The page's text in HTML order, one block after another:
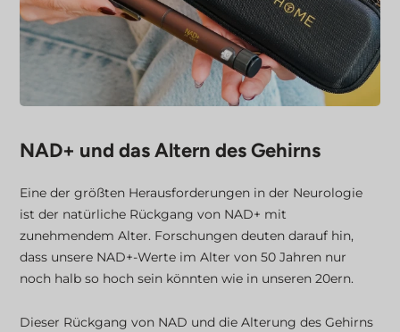
NAD+ und das Altern des Gehirns
Eine der größten Herausforderungen in der Neurologie
ist der natürliche Rückgang von NAD+ mit
zunehmendem Alter. Forschungen deuten darauf hin,
dass unsere NAD+-Werte im Alter von 50 Jahren nur
noch halb so hoch sein könnten wie in unseren 20ern.
Dieser Rückgang von NAD und die Alterung des Gehirns